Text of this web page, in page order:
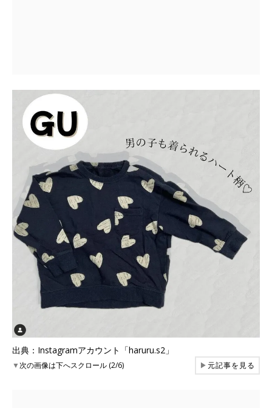
出典：Instagramアカウント「haruru.s2」
▼次の画像は下へスクロール (2/6) ▶元記事を見る